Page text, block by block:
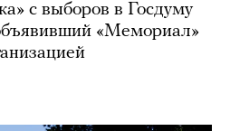
с выборов в Госдуму
«Мемориал»